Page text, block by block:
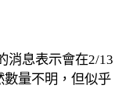
消息表示會在2/13
數量不明，但似乎